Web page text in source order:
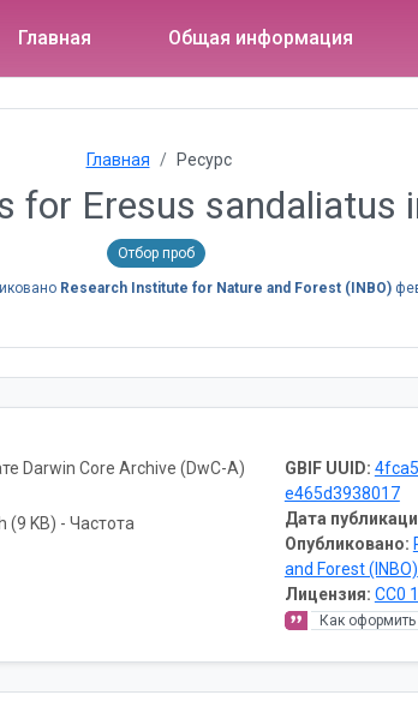
Главная Общая информация
Главная Ресурс
for Eresus sandaliatus
Отбор проб
Research Institute for Nature and Forest (INBO)
GBIF UUID:
e465d3938017
Дата
Опубликовано:
and Forest (INBO)
Лицензия: CC0
Как
Darwin Core Archive (DwC-A)
(9 KB) - Частота